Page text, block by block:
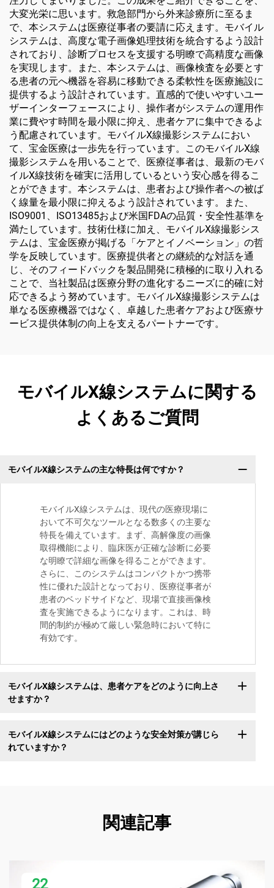
大変光栄に思います。救急部門から外来診療所に至るま
で、本システムは医療従事者の要請に応えます。モバイル
システムは、高度な電子画像処理技術を統合するよう設計
されており、診断プロセスを支援する明瞭で高精度な画像
を実現します。また、本システムは、画像検査を必要とす
る患者の元へ機器を容易に移動できる柔軟性を医療施設に
提供するよう設計されています。直感的で使いやすいユー
ザーインターフェースにより、操作者がシステムの運用作
業に費やす時間を最小限に抑え、患者ケアに集中できるよ
う配慮されています。モバイルX線撮影システムにおい
て、宝金医療は一歩先を行っています。このモバイルX線
撮影システムを用いることで、医療従事者は、最新のモバ
イルX線技術を確実に活用しているという安心感を得るこ
とができます。本システムは、患者および操作者への被ば
く線量を最小限に抑えるよう設計されています。また、
ISO9001、ISO13485および米国FDAの品質・安全性基準を
満たしています。技術仕様に加え、モバイルX線撮影シス
テムは、宝金医療が掲げる「ケアとイノベーション」の哲
学を反映しています。医療提供者との継続的な対話を通
じ、そのフィードバックを製品開発に積極的に取り入れる
ことで、当社製品は医療分野の進化するニーズに的確に対
応できるよう努めています。モバイルX線撮影システムは
単なる医療機器ではなく、卓越した患者ケアおよび医療サ
ービス提供体制の向上を支えるパートナーです。
モバイルX線システムに関する
よくあるご質問
モバイルX線システムの主な特長は何ですか？
モバイルX線システムは、現代の医療現場に
おいて不可欠なツールとなる数多くの主要な
特長を備えています。まず、高解像度の画像
取得機能により、臨床医が正確な診断に必要
な明瞭で詳細な画像を得ることができます。
さらに、このシステムはコンパクトかつ携帯
性に優れた設計となっており、医療従事者が
患者のベッドサイドなど、現場で直接画像検
査を実施できるようになります。これは、時
間的制約が極めて厳しい緊急時において特に
有効です。
モバイルX線システムは、患者ケアをどのように向上さ
せますか？
モバイルX線システムにはどのような安全対策が講じら
れていますか？
関連記事